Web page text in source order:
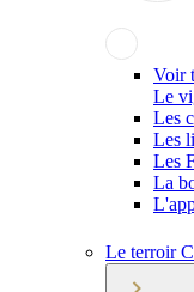
Voir
Le
Les
Les
Les
La
Le terroir